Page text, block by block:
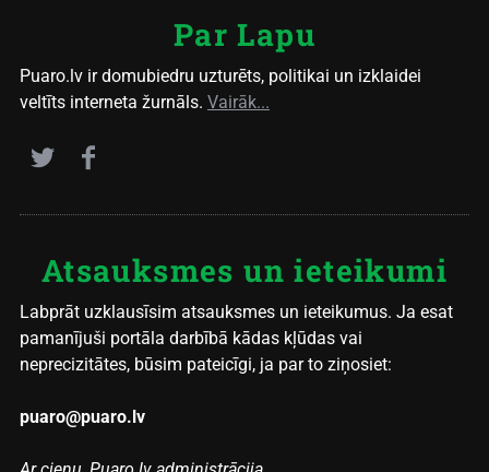
Par Lapu
Puaro.lv ir domubiedru uzturēts, politikai un izklaidei
veltīts interneta žurnāls. Vairāk...
Atsauksmes un ieteikumi
Labprāt uzklausīsim atsauksmes un ieteikumus. Ja esat
pamanījuši portāla darbībā kādas kļūdas vai
neprecizitātes, būsim pateicīgi, ja par to ziņosiet:
puaro@puaro.lv